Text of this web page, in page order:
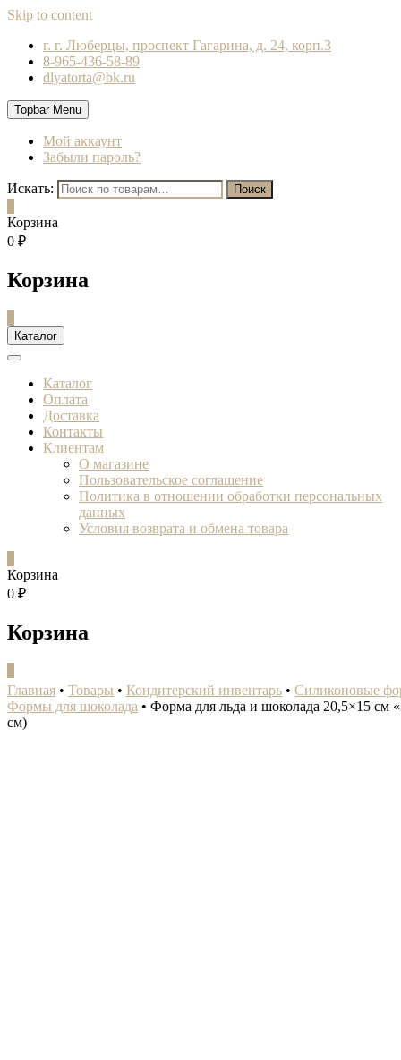
Skip to content
г. г. Люберцы, проспект Гагарина, д. 24, корп.3
8-965-436-58-89
dlyatorta@bk.ru
Topbar Menu
Мой аккаунт
Забыли пароль?
Искать: Поиск
Корзина
0 ₽
Корзина
Каталог
Каталог
Оплата
Доставка
Контакты
Клиентам
О магазине
Пользовательское соглашение
Политика в отношении обработки персональных
данных
Условия возврата и обмена товара
Корзина
0 ₽
Корзина
Главная • Товары • Кондитерский инвентарь • Силиконовые
Формы для шоколада • Форма для льда и шоколада 20,5×15 см
см)